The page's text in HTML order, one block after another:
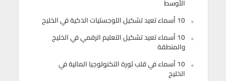
الأوسط
10 أسماء تعيد تشكيل اللوجستيات الذكية في الخليج
10 أسماء تعيد تشكيل التعليم الرقمي في الخليج
والمنطقة
10 أسماء في قلب ثورة التكنولوجيا المالية في
الخليج